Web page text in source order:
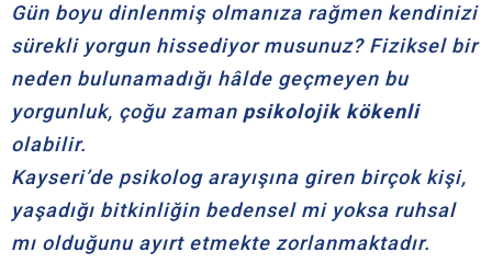
Gün boyu dinlenmiş olmanıza rağmen kendinizi
sürekli yorgun hissediyor musunuz? Fiziksel bir
neden bulunamadığı hâlde geçmeyen bu
yorgunluk, çoğu zaman psikolojik kökenli
olabilir.
Kayseri’de psikolog arayışına giren birçok kişi,
yaşadığı bitkinliğin bedensel mi yoksa ruhsal
mı olduğunu ayırt etmekte zorlanmaktadır.